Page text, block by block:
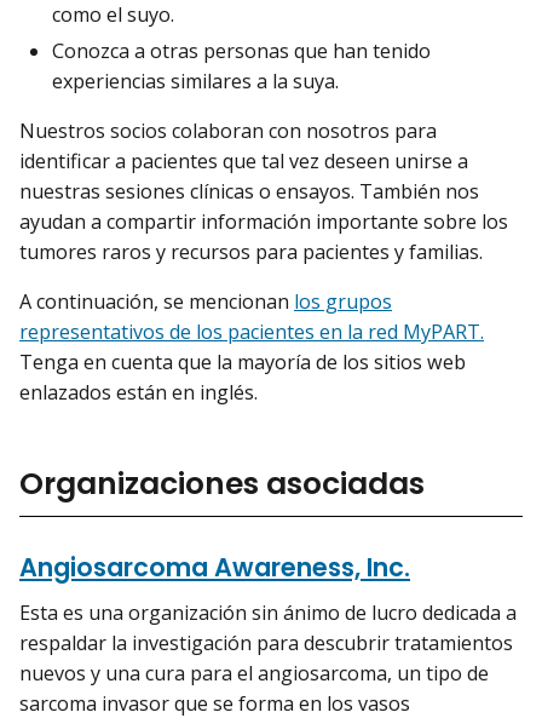
como el suyo.
Conozca a otras personas que han tenido
experiencias similares a la suya.
Nuestros socios colaboran con nosotros para
identificar a pacientes que tal vez deseen unirse a
nuestras sesiones clínicas o ensayos. También nos
ayudan a compartir información importante sobre los
tumores raros y recursos para pacientes y familias.
A continuación, se mencionan los grupos
representativos de los pacientes en la red MyPART.
Tenga en cuenta que la mayoría de los sitios web
enlazados están en inglés.
Organizaciones asociadas
Angiosarcoma Awareness, Inc.
Esta es una organización sin ánimo de lucro dedicada a
respaldar la investigación para descubrir tratamientos
nuevos y una cura para el angiosarcoma, un tipo de
sarcoma invasor que se forma en los vasos